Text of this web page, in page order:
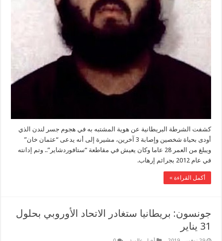
كشفت الشرطة البريطانية عن هوية المشتبه به في هجوم جسر لندن الذي
أودى بحياة شخصين وإصابة 3 آخرين، مشيرة إلى أنه يدعى “عثمان خان”
ويبلغ من العمر 28 عاما وكان يعيش في مقاطعة “ستافوردشاير”.. وتم إدانته
في عام 2012 بجرائم إرهاب.
أكمل القراءة »
جونسون: بريطانيا ستغادر الاتحاد الأوروبي بحلول
31 يناير